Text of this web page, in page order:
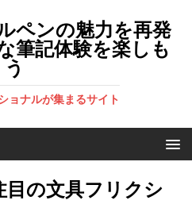
ペンの魅力を再発
筆記体験を楽しも
う
ョナルが集まるサイト
の文具フリクシ